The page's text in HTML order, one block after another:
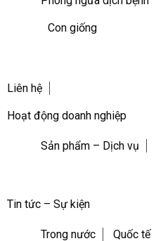
Con giống
Liên hệ
Hoạt động doanh nghiệp
Sản phẩm – Dịch vụ
Tin tức – Sự kiện
Trong nước Quốc tế